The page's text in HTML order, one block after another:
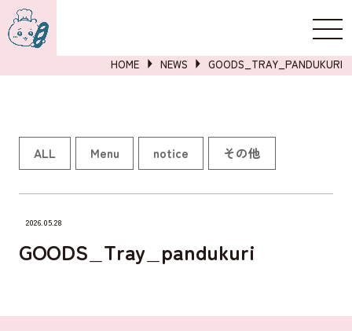
詳しくはこちら
HOME NEWS GOODS_TRAY_PANDUKURI
ALL Menu notice その他
2026.05.28
GOODS_Tray_pandukuri